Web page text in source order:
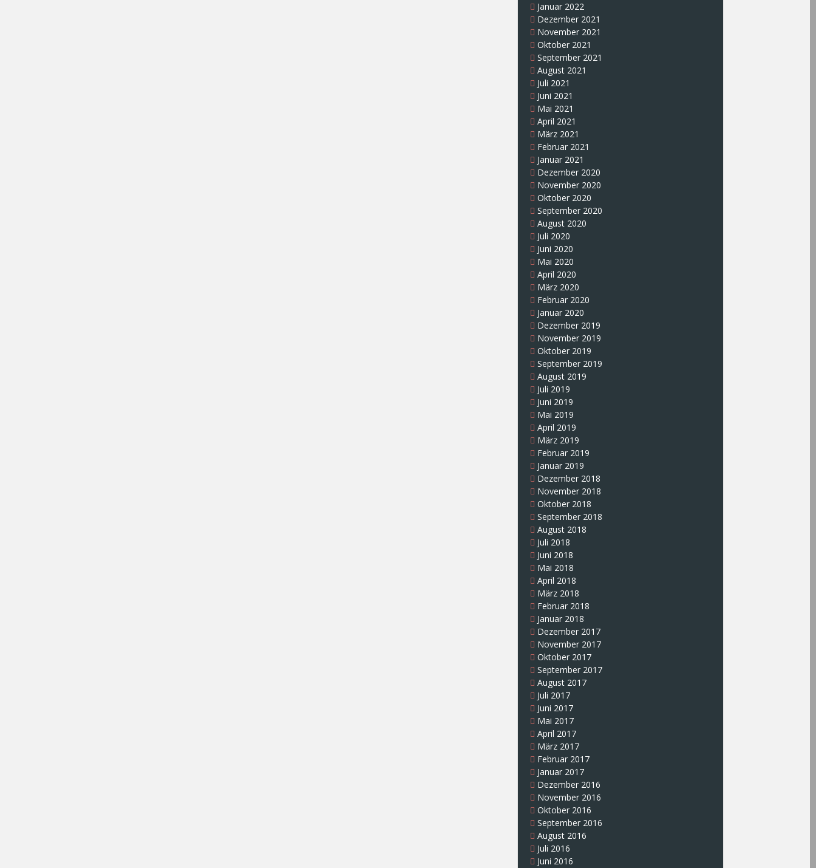
Januar 2022
Dezember 2021
November 2021
Oktober 2021
September 2021
August 2021
Juli 2021
Juni 2021
Mai 2021
April 2021
März 2021
Februar 2021
Januar 2021
Dezember 2020
November 2020
Oktober 2020
September 2020
August 2020
Juli 2020
Juni 2020
Mai 2020
April 2020
März 2020
Februar 2020
Januar 2020
Dezember 2019
November 2019
Oktober 2019
September 2019
August 2019
Juli 2019
Juni 2019
Mai 2019
April 2019
März 2019
Februar 2019
Januar 2019
Dezember 2018
November 2018
Oktober 2018
September 2018
August 2018
Juli 2018
Juni 2018
Mai 2018
April 2018
März 2018
Februar 2018
Januar 2018
Dezember 2017
November 2017
Oktober 2017
September 2017
August 2017
Juli 2017
Juni 2017
Mai 2017
April 2017
März 2017
Februar 2017
Januar 2017
Dezember 2016
November 2016
Oktober 2016
September 2016
August 2016
Juli 2016
Juni 2016